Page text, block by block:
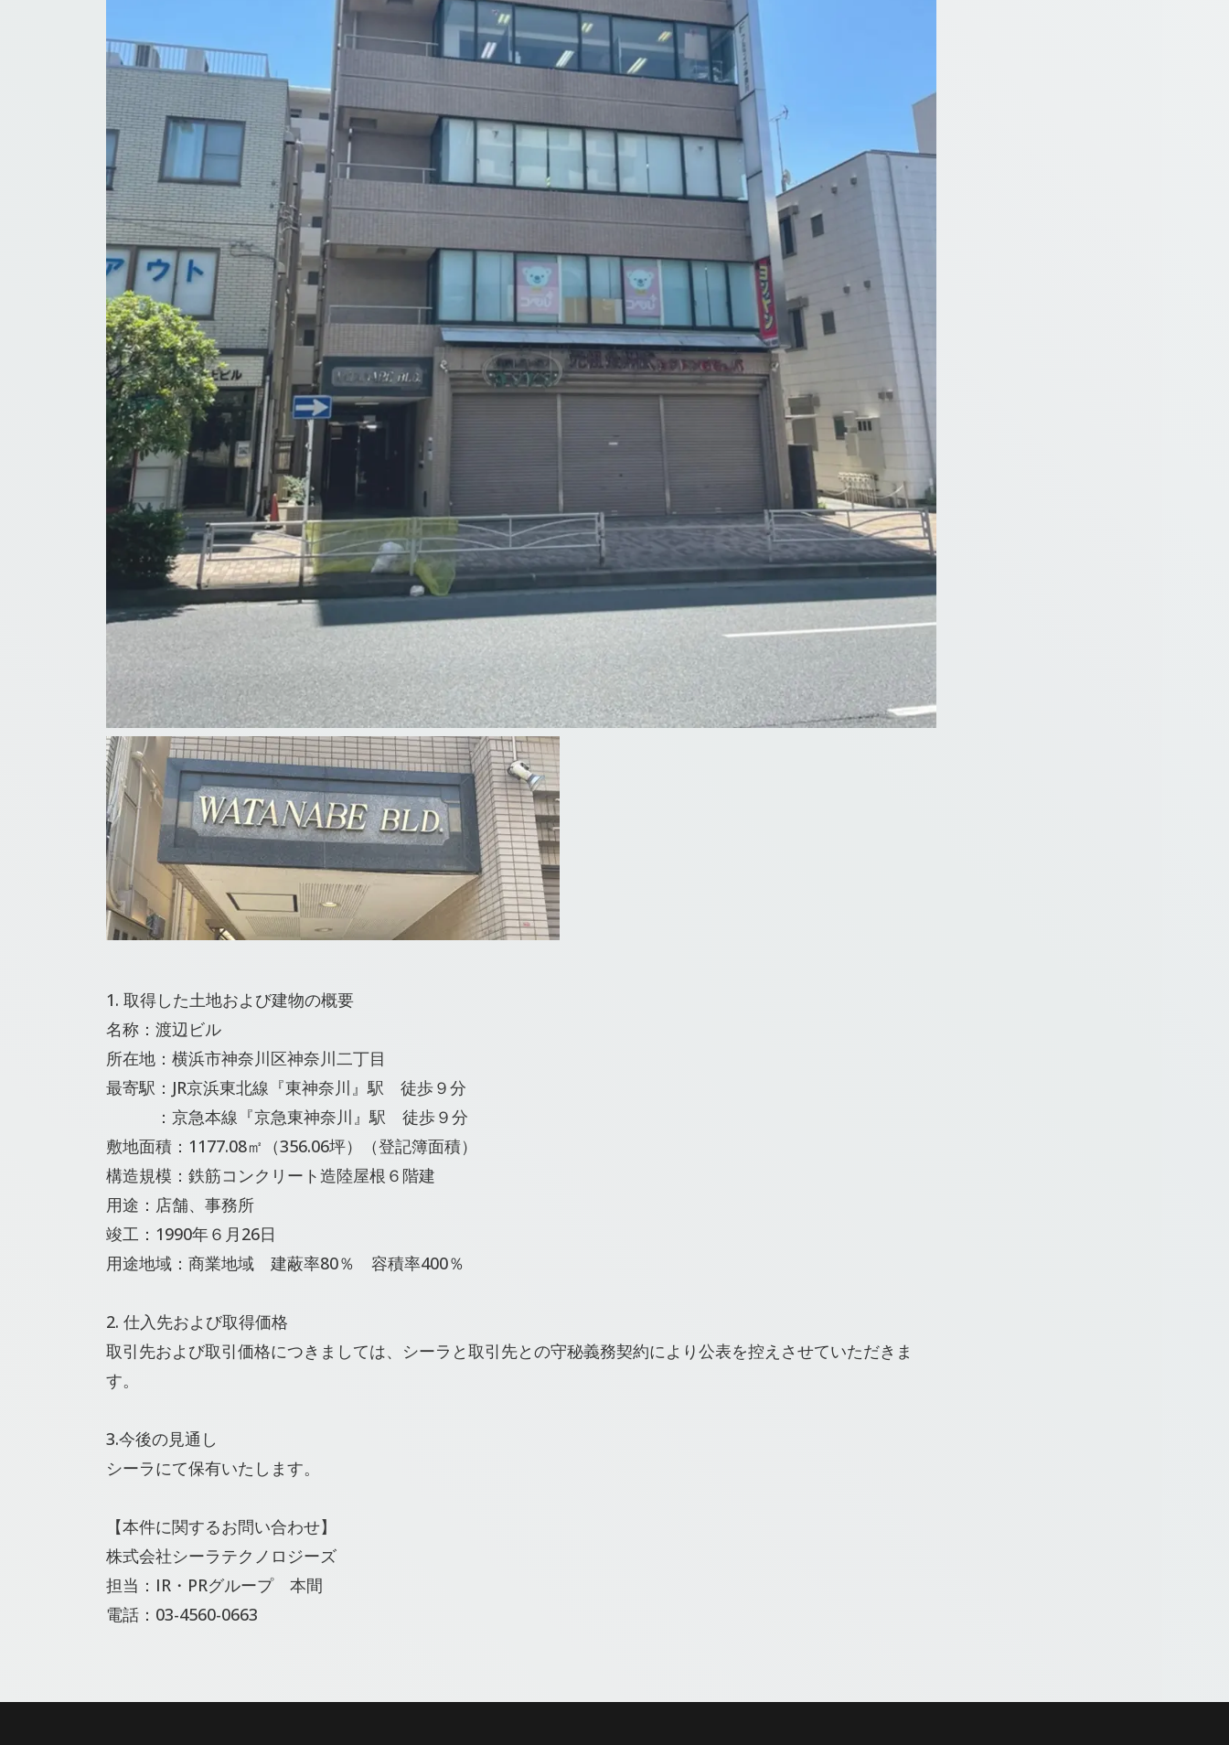
1. 取得した土地および建物の概要
名称：渡辺ビル
所在地：横浜市神奈川区神奈川二丁目
最寄駅：JR京浜東北線『東神奈川』駅 徒歩９分
：京急本線『京急東神奈川』駅 徒歩９分
敷地面積：1177.08㎡（356.06坪）（登記簿面積）
構造規模：鉄筋コンクリート造陸屋根６階建
用途：店舗、事務所
竣工：1990年６月26日
用途地域：商業地域 建蔽率80％ 容積率400％
2. 仕入先および取得価格
取引先および取引価格につきましては、シーラと取引先との守秘義務契約により公表を控えさせていただきま
す。
3.今後の見通し
シーラにて保有いたします。
【本件に関するお問い合わせ】
株式会社シーラテクノロジーズ
担当：IR・PRグループ 本間
電話：03-4560-0663